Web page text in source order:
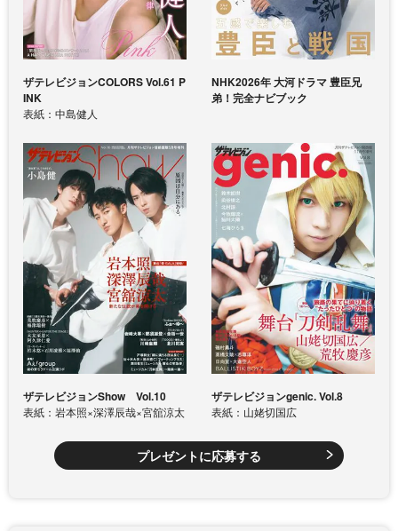
ザテレビジョンCOLORS Vol.61 P
INK
表紙：中島健人
NHK2026年 大河ドラマ 豊臣兄
弟！完全ナビブック
ザテレビジョンShow Vol.10
表紙：岩本照×深澤辰哉×宮舘涼太
ザテレビジョンgenic. Vol.8
表紙：山姥切国広
プレゼントに応募する